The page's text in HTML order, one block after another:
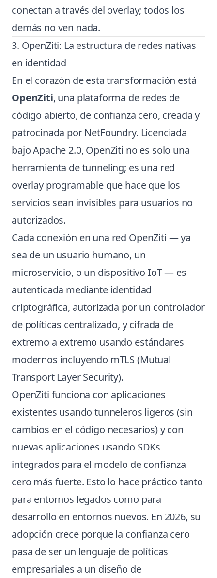
conectan a través del overlay; todos los
demás no ven nada.
3. OpenZiti: La estructura de redes nativas
en identidad
En el corazón de esta transformación está
OpenZiti, una plataforma de redes de
código abierto, de confianza cero, creada y
patrocinada por NetFoundry. Licenciada
bajo Apache 2.0, OpenZiti no es solo una
herramienta de tunneling; es una red
overlay programable que hace que los
servicios sean invisibles para usuarios no
autorizados.
Cada conexión en una red OpenZiti — ya
sea de un usuario humano, un
microservicio, o un dispositivo IoT — es
autenticada mediante identidad
criptográfica, autorizada por un controlador
de políticas centralizado, y cifrada de
extremo a extremo usando estándares
modernos incluyendo mTLS (Mutual
Transport Layer Security).
OpenZiti funciona con aplicaciones
existentes usando tunneleros ligeros (sin
cambios en el código necesarios) y con
nuevas aplicaciones usando SDKs
integrados para el modelo de confianza
cero más fuerte. Esto lo hace práctico tanto
para entornos legados como para
desarrollo en entornos nuevos. En 2026, su
adopción crece porque la confianza cero
pasa de ser un lenguaje de políticas
empresariales a un diseño de